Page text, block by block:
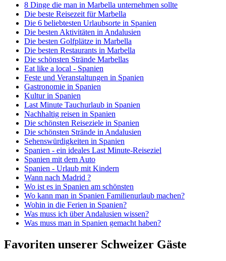
8 Dinge die man in Marbella unternehmen sollte
Die beste Reisezeit für Marbella
Die 6 beliebtesten Urlaubsorte in Spanien
Die besten Aktivitäten in Andalusien
Die besten Golfplätze in Marbella
Die besten Restaurants in Marbella
Die schönsten Strände Marbellas
Eat like a local - Spanien
Feste und Veranstaltungen in Spanien
Gastronomie in Spanien
Kultur in Spanien
Last Minute Tauchurlaub in Spanien
Nachhaltig reisen in Spanien
Die schönsten Reiseziele in Spanien
Die schönsten Strände in Andalusien
Sehenswürdigkeiten in Spanien
Spanien - ein ideales Last Minute-Reiseziel
Spanien mit dem Auto
Spanien - Urlaub mit Kindern
Wann nach Madrid ?
Wo ist es in Spanien am schönsten
Wo kann man in Spanien Familienurlaub machen?
Wohin in die Ferien in Spanien?
Was muss ich über Andalusien wissen?
Was muss man in Spanien gemacht haben?
Favoriten unserer Schweizer Gäste